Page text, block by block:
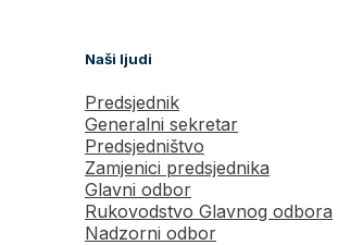
Naši ljudi
Predsjednik
Generalni sekretar
Predsjedništvo
Zamjenici predsjednika
Glavni odbor
Rukovodstvo Glavnog odbora
Nadzorni odbor